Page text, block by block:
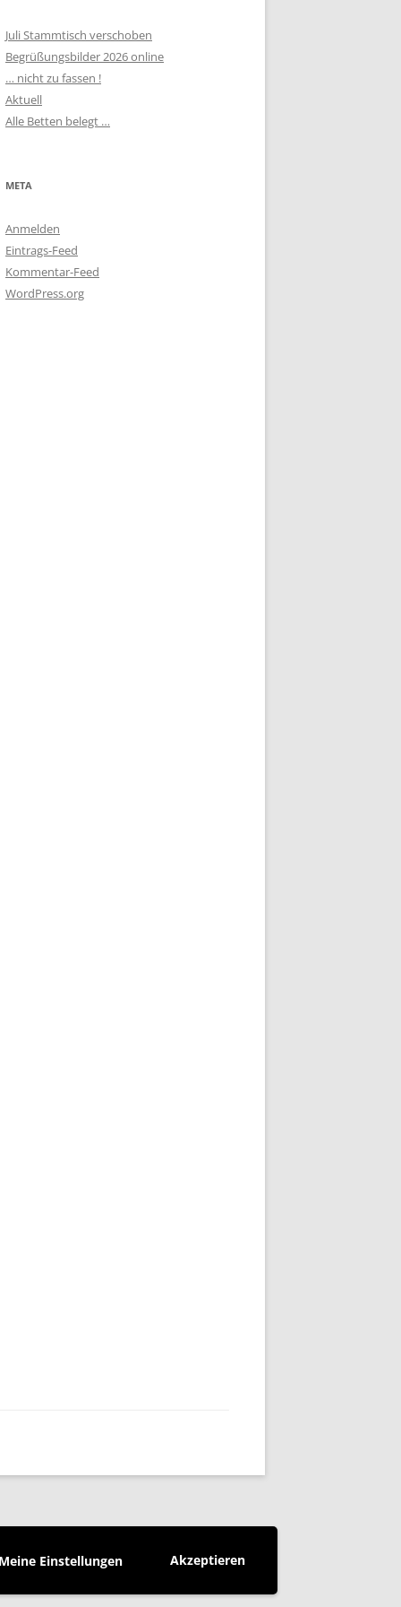
Meine Einstellungen Akzeptieren
Juli Stammtisch verschoben
Begrüßungsbilder 2026 online
… nicht zu fassen !
Aktuell
Alle Betten belegt …
META
Anmelden
Eintrags-Feed
Kommentar-Feed
WordPress.org